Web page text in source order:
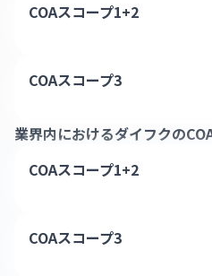
COAスコープ1+2
COAスコープ3
業界内におけるダイフクの
COAスコープ1+2
COAスコープ3